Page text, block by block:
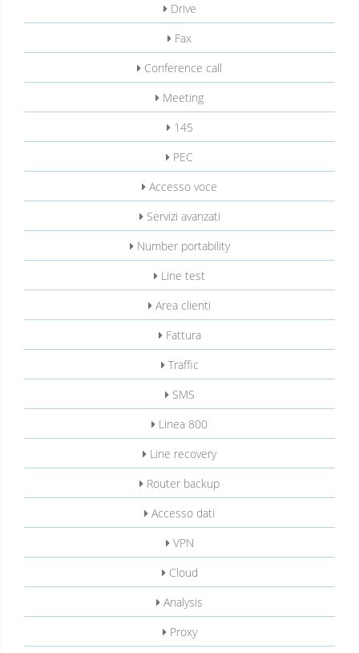
Drive
Fax
Conference call
Meeting
145
PEC
Accesso voce
Servizi avanzati
Number portability
Line test
Area clienti
Fattura
Traffic
SMS
Linea 800
Line recovery
Router backup
Accesso dati
VPN
Cloud
Analysis
Proxy